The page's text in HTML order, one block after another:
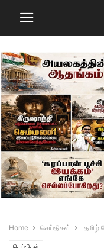
Home செய்திகள் தமிழ்
செய்திகள்